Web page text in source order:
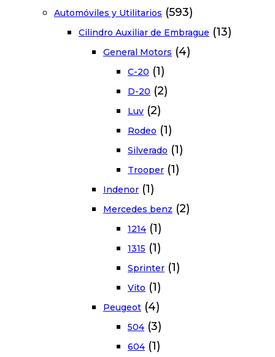
Automóviles y Utilitarios (593)
Cilindro Auxiliar de Embrague (13)
General Motors (4)
C-20 (1)
D-20 (2)
Luv (2)
Rodeo (1)
Silverado (1)
Trooper (1)
Indenor (1)
Mercedes benz (2)
1214 (1)
1315 (1)
Sprinter (1)
Vito (1)
Peugeot (4)
504 (3)
604 (1)